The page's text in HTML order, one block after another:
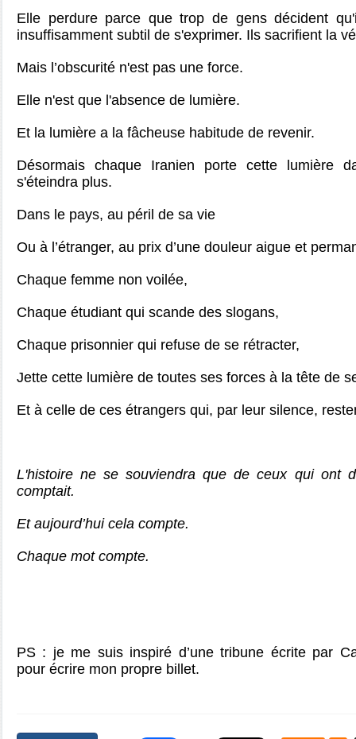
Elle perdure parce que trop de gens décident
insuffisamment subtil de s'exprimer. Ils sacrifient la
Mais l’obscurité n'est pas une force.
Elle n'est que l'absence de lumière.
Et la lumière a la fâcheuse habitude de revenir.
Désormais chaque Iranien porte cette lumière
s'éteindra plus.
Dans le pays, au péril de sa vie
Ou à l’étranger, au prix d’une douleur aigue et
Chaque femme non voilée,
Chaque étudiant qui scande des slogans,
Chaque prisonnier qui refuse de se rétracter,
Jette cette lumière de toutes ses forces à la tête de
Et à celle de ces étrangers qui, par leur silence,
L'histoire ne se souviendra que de ceux qui ont
comptait.
Et aujourd’hui cela compte.
Chaque mot compte.
PS : je me suis inspiré d’une tribune écrite par
pour écrire mon propre billet.